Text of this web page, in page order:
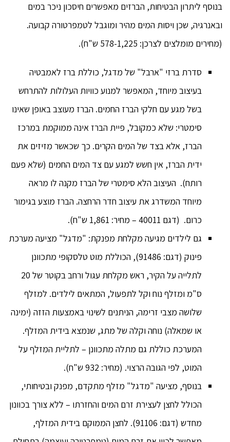
בנוסף ליתרון הבטיחות, הברזים מאפשרים חיסכון ניכר במים
ובאנרגיה, שכן ויסות המים מהיר ומוגבל לטמפרטורה קבועה.
(מחירים מומלצים לצרכן: 578-1,225 ש"ח).
סדרת ברזי "ארבל" של מדגל, כוללת ברז לאמבטיה
בעיצוב מיוחד, המאפשר למנוע כוויות העלולות להתרחש
בשל מגע עם חלקי הברז החמים. הברז מעוצב באופן שאינו
סימטרי: שלא כמקובל, פיית הברז אינה ממוקמת במרכז
הברז, אלא בצד של המים הקרים. כך שכאשר מזיזים את
ידית הברז, אין חשש למגע עם צד המים החמים (שלא פעם
רותח). העיצוב הלא סימטרי של הברז מקנה לו מראה
מיוחד המשדרג את עיצוב חדר הרחצה. הברז מוצע בגימור
כרום. (דגם 40011 – מחיר: 1,861 ש"ח).
גם לילדים מגיעה מקלחת מפנקת: "מדגל" מציעה מערכת
פינוק (דגם: 91486), הכוללת מוט טלסקופי מתכוונן
לתלייה על הקיר, ראש מקלחת עגול ורחב בקוטר של 20
ס"מ ומזלף נוח וקל לתפעול, המתאים לילדים. למזלף
שלושה מצבי זרימה, הניתנים לשינוי באמצעות הזזה (ימינה
או שמאלה) נוחה וקלה של מתג, שנמצא בידית המזלף.
המערכת כוללת גם מתלה מתכוונן – לתליית המזלף על
המוט, לפי הגובה הרצוי. (מחיר: 932 ש"ח).
בנוסף, מציעה "מדגל" מזלף מתקדם, מפנק ובטיחותי,
הכולל לחצן לעצירת זרם המים והחזרתו – ללא צורך בכוונון
מחדש (דגם: 91106). לחצן הממוקם בידית המזלף,